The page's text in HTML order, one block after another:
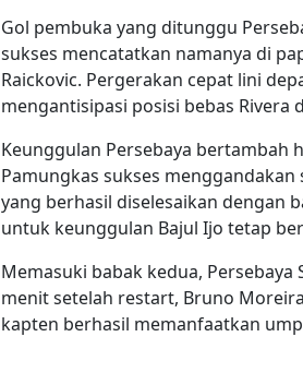
Gol pembuka yang ditunggu
sukses mencatatkan namanya di
Raickovic. Pergerakan cepat lini
mengantisipasi posisi bebas Rivera
Keunggulan Persebaya bertambah
Pamungkas sukses
yang berhasil diselesaikan dengan
untuk keunggulan Bajul Ijo tetap
Memasuki babak kedua,
menit setelah restart, Bruno
kapten berhasil memanfaatkan